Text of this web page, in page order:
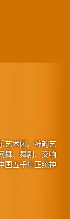
艺术团。神韵艺
舞、舞剧、交响
国五千年正统神